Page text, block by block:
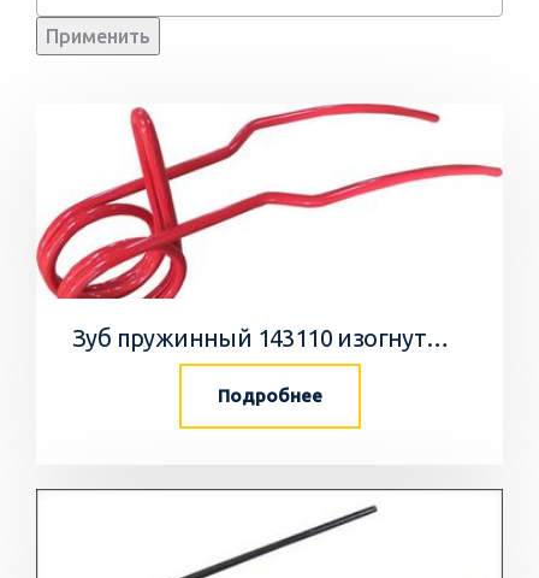
Применить
Зуб пружинный 143110 изогнутый Degelman
Подробнее